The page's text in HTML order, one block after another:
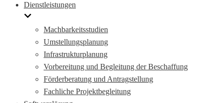
Dienstleistungen
Machbarkeitsstudien
Umstellungsplanung
Infrastrukturplanung
Vorbereitung und Begleitung der Beschaffung
Förderberatung und Antragstellung
Fachliche Projektbegleitung